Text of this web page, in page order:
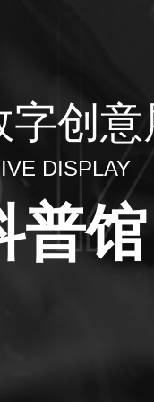
字创
DISPLAY
普馆